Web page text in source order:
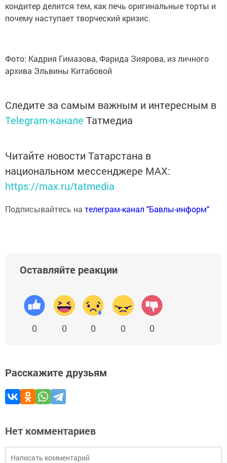
кондитер делится тем, как печь оригинальные торты и
почему наступает творческий кризис.
Фото: Кадрия Гимазова, Фарида Зиярова, из личного
архива Эльвины Китабовой
Следите за самым важным и интересным в
Telegram-канале Татмедиа
Читайте новости Татарстана в
национальном мессенджере MАХ:
https://max.ru/tatmedia
Подписывайтесь на телеграм-канал "Бавлы-информ"
Оставляйте реакции
0 0 0 0 0
Расскажите друзьям
Нет комментариев